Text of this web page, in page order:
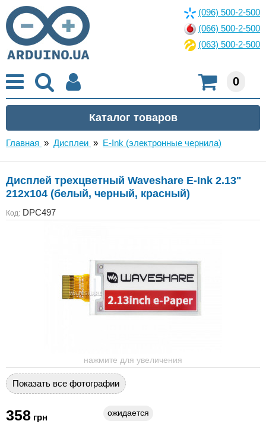
(096) 500-2-500
(066) 500-2-500
(063) 500-2-500
0
Главная » Дисплеи » E-Ink (электронные чернила)
Дисплей трехцветный Waveshare E-Ink 2.13"
212x104 (белый, черный, красный)
Код: DPC497
нажмите для увеличения
Показать все фотографии
358 грн ожидается